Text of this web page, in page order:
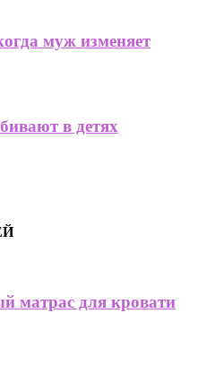
муж изменяет
в детях
матрас для кровати